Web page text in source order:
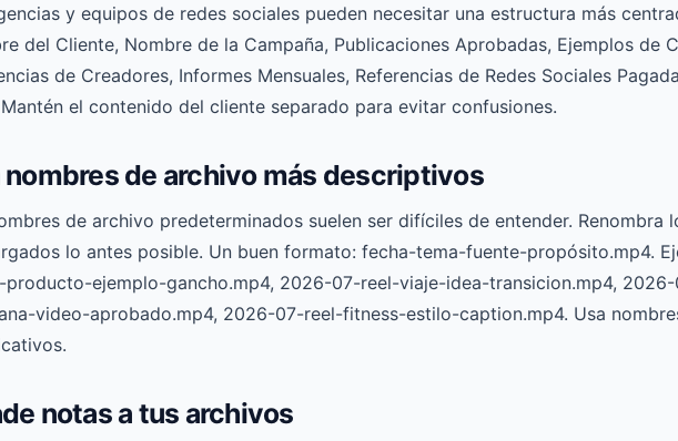
y equipos de redes sociales pueden necesitar una estructura más
del Cliente, Nombre de la Campaña, Publicaciones Aprobadas, Ejemplos de
de Creadores, Informes Mensuales, Referencias de Redes Sociales
Mantén el contenido del cliente separado para evitar confusiones.
nombres de archivo más descriptivos
de archivo predeterminados suelen ser difíciles de entender. Renombra
lo antes posible. Un buen formato: fecha-tema-fuente-propósito.mp4.
producto-ejemplo-gancho.mp4, 2026-07-reel-viaje-idea-transicion.mp4,
video-aprobado.mp4, 2026-07-reel-fitness-estilo-caption.mp4. Usa
notas a tus archivos